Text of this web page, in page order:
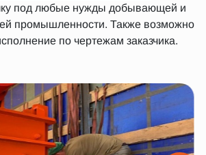
под любые нужды добывающей и
промышленности. Также возможно
по чертежам заказчика.